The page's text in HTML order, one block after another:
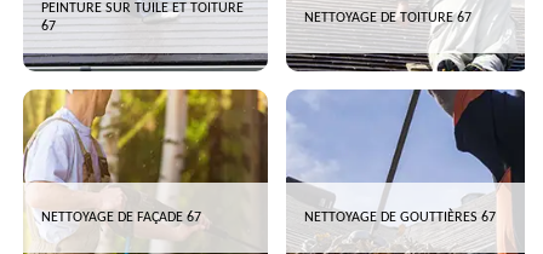
PEINTURE SUR TUILE ET TOITURE
67
NETTOYAGE DE TOITURE 67
NETTOYAGE DE FAÇADE 67 NETTOYAGE DE GOUTTIÈRES 67